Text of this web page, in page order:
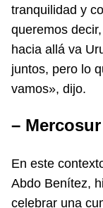
tranquilidad y
queremos
hacia allá va
juntos, pero lo
vamos», dijo.
–
En este
Abdo Benítez,
celebrar una